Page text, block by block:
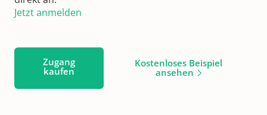
Jetzt anmelden
Zugang
kaufen
Kostenloses Beispiel
ansehen